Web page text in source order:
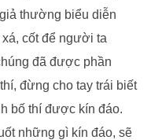
thường biểu diễn
cốt để người ta
đã được phần
đừng cho tay trái biết
bố thí được kín đáo.
những gì kín đáo, sẽ